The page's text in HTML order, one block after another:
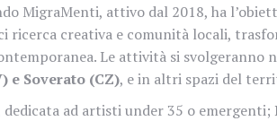
MigraMenti, attivo dal 2018, ha
creativa e comunità locali,
Le attività si svolgeranno
e Soverato (CZ), e in altri spazi del
dedicata ad artisti under 35 o emergenti;